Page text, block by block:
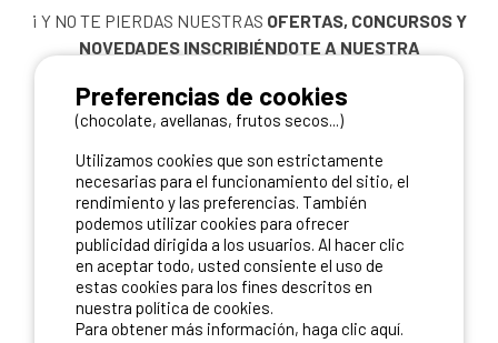
¡ Y NO TE PIERDAS NUESTRAS OFERTAS, CONCURSOS Y
NOVEDADES INSCRIBIÉNDOTE A NUESTRA
ME INSCRIBO
NUESTROS PARTNERS
Preferencias de cookies
(chocolate, avellanas, frutos secos...)
Utilizamos cookies que son estrictamente
necesarias para el funcionamiento del sitio, el
rendimiento y las preferencias. También
podemos utilizar cookies para ofrecer
publicidad dirigida a los usuarios. Al hacer clic
en aceptar todo, usted consiente el uso de
estas cookies para los fines descritos en
nuestra política de cookies.
Para obtener más información, haga clic aquí.